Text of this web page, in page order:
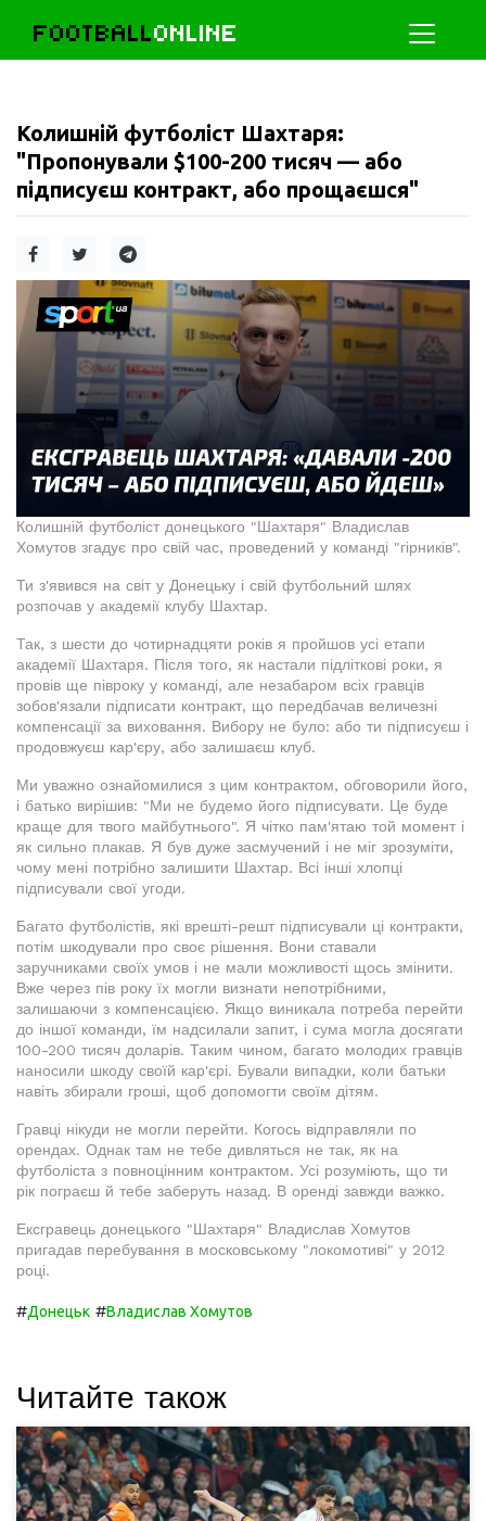
FOOTBALLONLINE
Колишній футболіст Шахтаря:
"Пропонували $100-200 тисяч — або
підписуєш контракт, або прощаєшся"
Колишній футболіст донецького "Шахтаря" Владислав
Хомутов згадує про свій час, проведений у команді "гірників".
Ти з'явився на світ у Донецьку і свій футбольний шлях
розпочав у академії клубу Шахтар.
Так, з шести до чотирнадцяти років я пройшов усі етапи
академії Шахтаря. Після того, як настали підліткові роки, я
провів ще півроку у команді, але незабаром всіх гравців
зобов'язали підписати контракт, що передбачав величезні
компенсації за виховання. Вибору не було: або ти підписуєш і
продовжуєш кар'єру, або залишаєш клуб.
Ми уважно ознайомилися з цим контрактом, обговорили його,
і батько вирішив: "Ми не будемо його підписувати. Це буде
краще для твого майбутнього". Я чітко пам'ятаю той момент і
як сильно плакав. Я був дуже засмучений і не міг зрозуміти,
чому мені потрібно залишити Шахтар. Всі інші хлопці
підписували свої угоди.
Багато футболістів, які врешті-решт підписували ці контракти,
потім шкодували про своє рішення. Вони ставали
заручниками своїх умов і не мали можливості щось змінити.
Вже через пів року їх могли визнати непотрібними,
залишаючи з компенсацією. Якщо виникала потреба перейти
до іншої команди, їм надсилали запит, і сума могла досягати
100-200 тисяч доларів. Таким чином, багато молодих гравців
наносили шкоду своїй кар'єрі. Бували випадки, коли батьки
навіть збирали гроші, щоб допомогти своїм дітям.
Гравці нікуди не могли перейти. Когось відправляли по
орендах. Однак там не тебе дивляться не так, як на
футболіста з повноцінним контрактом. Усі розуміють, що ти
рік пограєш й тебе заберуть назад. В оренді завжди важко.
Ексгравець донецького "Шахтаря" Владислав Хомутов
пригадав перебування в московському "локомотиві" у 2012
році.
#Донецьк #Владислав Хомутов
Читайте також